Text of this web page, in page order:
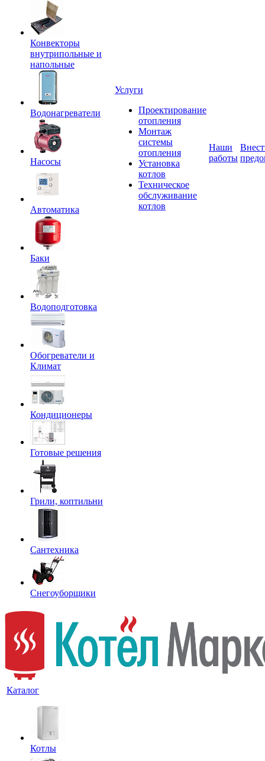
Конвекторы
внутрипольные и
напольные
Водонагреватели
Насосы
Автоматика
Баки
Водоподготовка
Обогреватели и
Климат
Кондиционеры
Готовые решения
Грили, коптильни
Сантехника
Снегоуборщики
Услуги
Проектирование
отопления
Монтаж
системы
отопления
Установка
котлов
Техническое
обслуживание
котлов
Наши
работы
Каталог
Котлы